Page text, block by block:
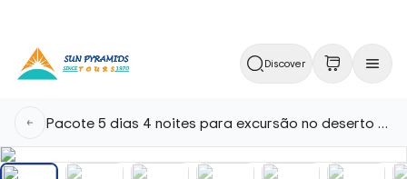
Discover
Pacote 5 dias 4 noites para excursão no deserto da caverna Gara